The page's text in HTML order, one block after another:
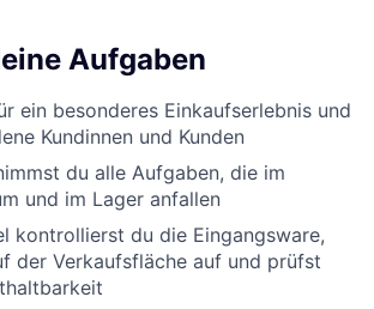
Aufgaben
ein besonderes Einkaufserlebnis und
Kundinnen und Kunden
du alle Aufgaben, die im
und im Lager anfallen
kontrollierst du die Eingangsware,
der Verkaufsfläche auf und prüfst